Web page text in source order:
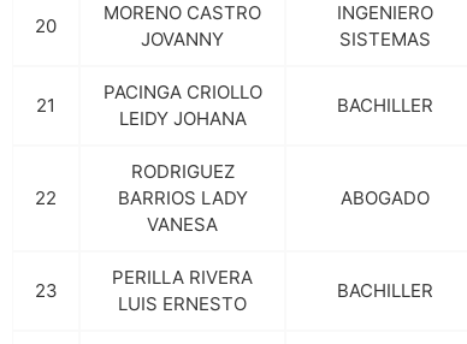
20
MORENO CASTRO
JOVANNY
INGENIERO
SISTEMAS
21
PACINGA CRIOLLO
LEIDY JOHANA
BACHILLER
22
RODRIGUEZ
BARRIOS LADY
VANESA
ABOGADO
23
PERILLA RIVERA
LUIS ERNESTO
BACHILLER